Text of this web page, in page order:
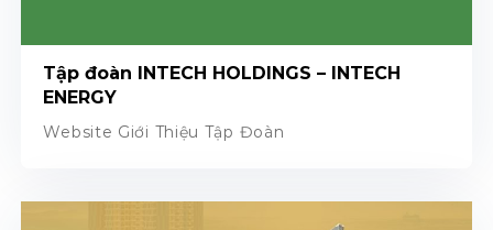
Website Giới Thiệu Tập Đoàn
Tập đoàn INTECH HOLDINGS – INTECH
ENERGY